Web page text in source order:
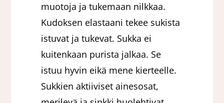
muotoja ja tukemaan nilkkaa.
Kudoksen elastaani tekee sukista
istuvat ja tukevat. Sukka ei
kuitenkaan purista jalkaa. Se
istuu hyvin eikä mene kierteelle.
Sukkien aktiiviset ainesosat,